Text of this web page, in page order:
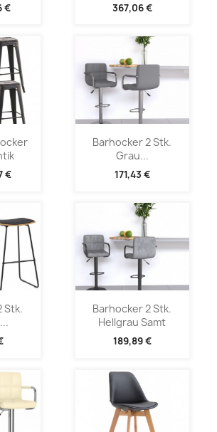
€ 367,06 €
€
Barhocker 2 Stk.
Grau...
171,43 €
Stk.
Barhocker 2 Stk.
Hellgrau Samt
189,89 €